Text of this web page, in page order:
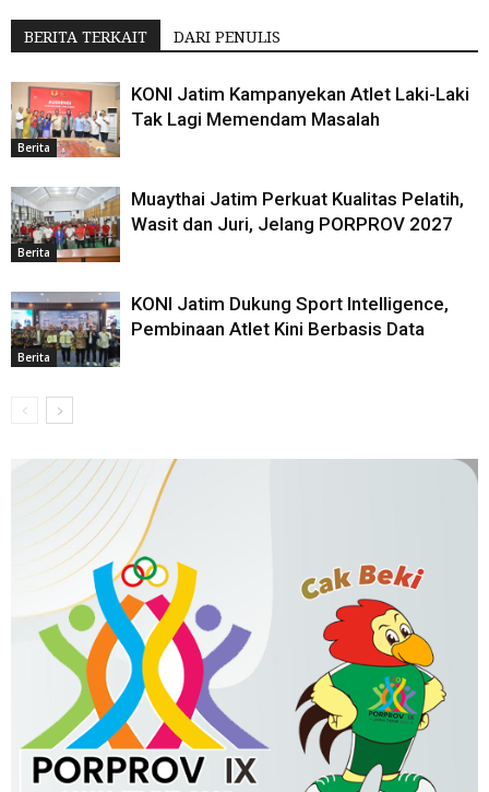
BERITA TERKAIT DARI PENULIS
Berita
KONI Jatim Kampanyekan Atlet Laki-Laki
Tak Lagi Memendam Masalah
Berita
Muaythai Jatim Perkuat Kualitas Pelatih,
Wasit dan Juri, Jelang PORPROV 2027
Berita
KONI Jatim Dukung Sport Intelligence,
Pembinaan Atlet Kini Berbasis Data